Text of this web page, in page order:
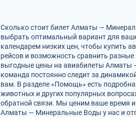
Сколько стоит билет Алматы —
выбрать оптимальный вариант для
календарем низких цен, чтобы купить
рейсов и возможность сравнить
выгодные цены на авиабилеты Алматы
команда постоянно следит за
вам. В разделе «Помощь» есть
животных и других популярных
обратной связи. Мы ценим ваше время
Алматы — Минеральные Воды у нас и